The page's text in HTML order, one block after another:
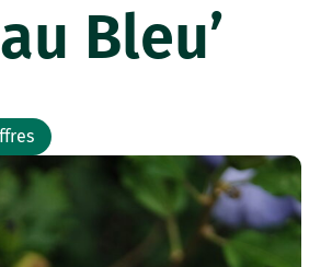
Bleu’